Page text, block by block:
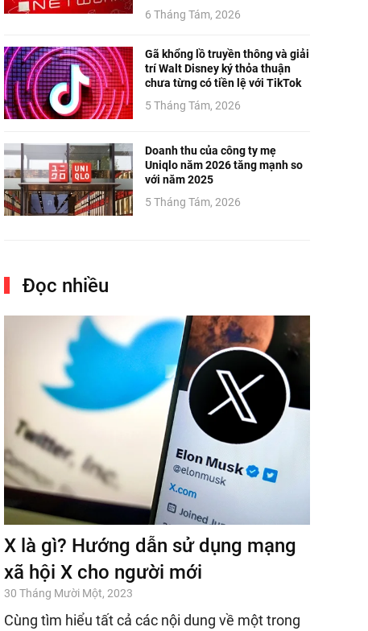
6 Tháng Tám, 2026
Gã khổng lồ truyền thông và giải
trí Walt Disney ký thỏa thuận
chưa từng có tiền lệ với TikTok
5 Tháng Tám, 2026
Doanh thu của công ty mẹ
Uniqlo năm 2026 tăng mạnh so
với năm 2025
5 Tháng Tám, 2026
Đọc nhiều
X là gì? Hướng dẫn sử dụng mạng
xã hội X cho người mới
30 Tháng Mười Một, 2023
Cùng tìm hiểu tất cả các nội dung về một trong